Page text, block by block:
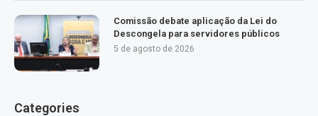
Comissão debate aplicação da Lei do
Descongela para servidores públicos
5 de agosto de 2026
Categories